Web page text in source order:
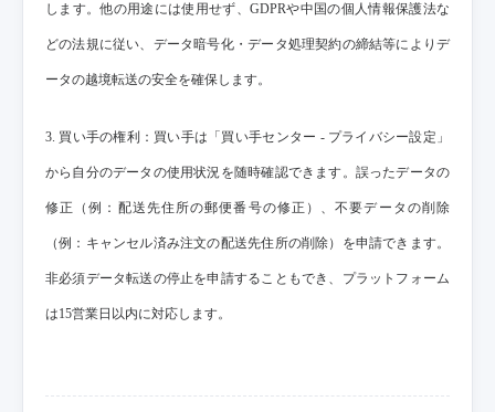
します。他の用途には使用せず、GDPRや中国の個人情報保護法な
どの法規に従い、データ暗号化・データ処理契約の締結等によりデ
ータの越境転送の安全を確保します。
3. 買い手の権利：買い手は「買い手センター - プライバシー設定」
から自分のデータの使用状況を随時確認できます。誤ったデータの
修正（例：配送先住所の郵便番号の修正）、不要データの削除
（例：キャンセル済み注文の配送先住所の削除）を申請できます。
非必須データ転送の停止を申請することもでき、プラットフォーム
は15営業日以内に対応します。